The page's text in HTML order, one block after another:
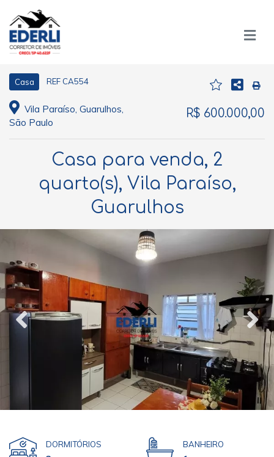
Casa REF CA554
Vila Paraíso, Guarulhos,
São Paulo
R$ 600.000,00
Casa para venda, 2
quarto(s), Vila Paraíso,
Guarulhos
DORMITÓRIOS BANHEIRO